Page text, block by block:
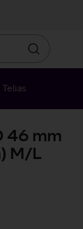
Otsin
Telias
46 mm
M/L